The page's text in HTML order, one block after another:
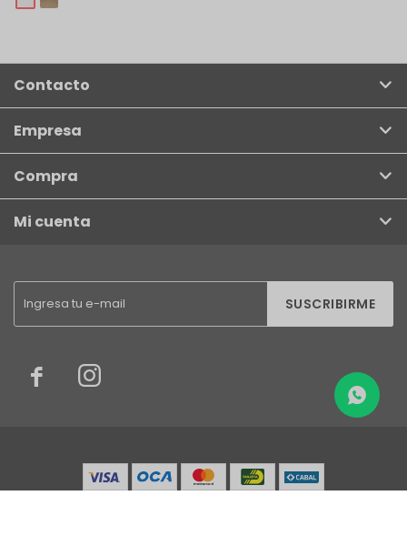
SUSCRIBIRME
 
Contacto
Empresa
Compra
Mi cuenta